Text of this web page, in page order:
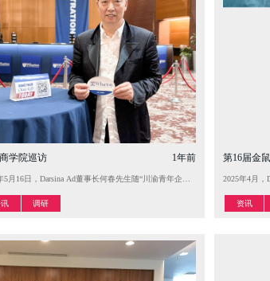
型+专业模型搭建的行业应用工作流是每一个企业必须All in的重大战略
约市。留美期间，何春先生随川渝青年企业家访问团专程造访了广告圣

学院巡访 1年前
5月16日，Darsina Ad董事长何春先生随“川渝青年企业家服务出海考察团
讯 调研
第16届金
2025年4月
资讯